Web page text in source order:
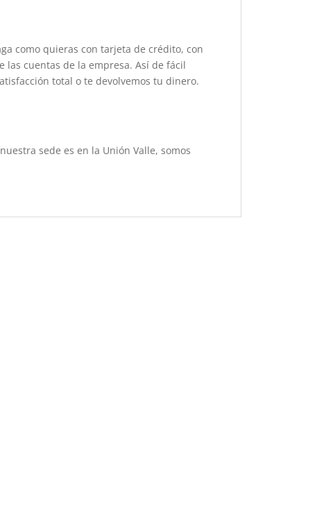
como quieras con tarjeta de crédito, con
las cuentas de la empresa. Así de fácil
total o te devolvemos tu dinero.
sede es en la Unión Valle, somos